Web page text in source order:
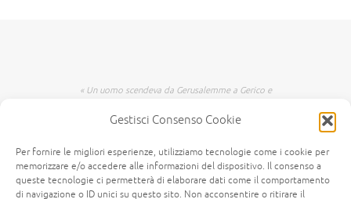
Gestisci Consenso Cookie
Per fornire le migliori esperienze, utilizziamo tecnologie come i cookie per
memorizzare e/o accedere alle informazioni del dispositivo. Il consenso a
queste tecnologie ci permetterà di elaborare dati come il comportamento
di navigazione o ID unici su questo sito. Non acconsentire o ritirare il
« Un uomo scendeva da Gerusalemme a Gerico e
percossero e poi se ne andarono, lasciandolo
per quella medesima strada e quando lo vide
passò oltre dall'altra parte. Anche un levita,
giunto in quel luogo, lo vide e passò oltre. Invece
un Samaritano, che era in viaggio, passandogli